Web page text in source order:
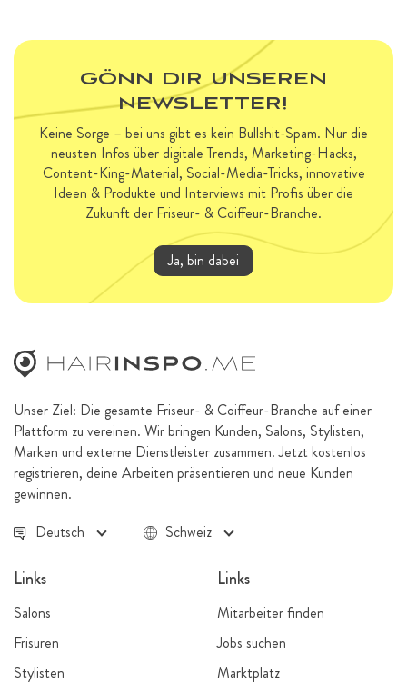
GÖNN DIR UNSEREN
NEWSLETTER!
Keine Sorge – bei uns gibt es kein Bullshit-Spam. Nur die
neusten Infos über digitale Trends, Marketing-Hacks,
Content-King-Material, Social-Media-Tricks, innovative
Ideen & Produkte und Interviews mit Profis über die
Zukunft der Friseur- & Coiffeur-Branche.
Ja, bin dabei
Unser Ziel: Die gesamte Friseur- & Coiffeur-Branche auf einer
Plattform zu vereinen. Wir bringen Kunden, Salons, Stylisten,
Marken und externe Dienstleister zusammen. Jetzt kostenlos
registrieren, deine Arbeiten präsentieren und neue Kunden
gewinnen.
Deutsch
Schweiz
Links
Salons
Frisuren
Stylisten
Links
Mitarbeiter finden
Jobs suchen
Marktplatz